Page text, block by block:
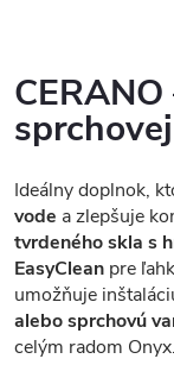
Ideálny doplnok,
vode a zlepšuje
tvrdeného skla s
EasyClean pre
umožňuje
alebo sprchovú
celým radom Onyx.